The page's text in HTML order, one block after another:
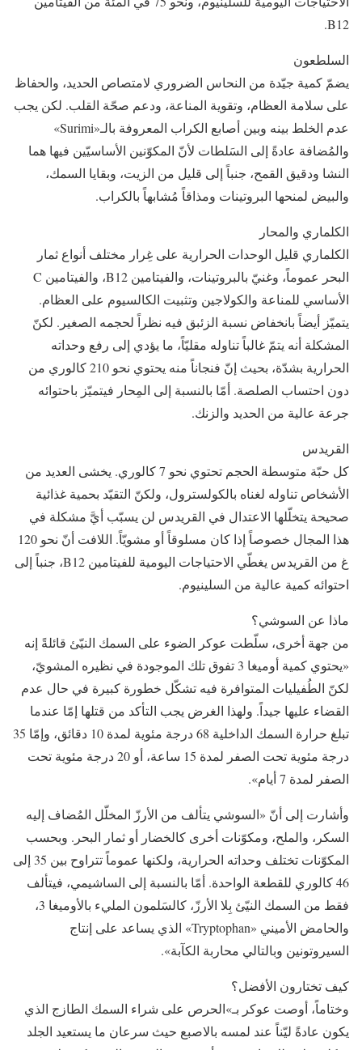
B12.
السلطعون
يضمّ كمية جيّدة من النحاس الضروري لامتصاص الحديد، والحفاظ
على سلامة العظام، وتقوية المناعة، ودعم صحّة القلب. لكن يجب
عدم الخلط بينه وبين أصابع الكراب المعروفة بالـ«Surimi»
والمُضافة عادةً إلى السَلطات لأنّ المكوّنين الأساسيّين فيها هما
النشا ودقيق القمح، جنباً إلى قليل من الزيت، وبقايا السمك،
والبيض لمنحها البروتينات ومذاقاً مُشابهاً بالكراب.
الكلماري والمحار
الكلماري قليل الوحدات الحرارية على غِرار مختلف أنواع ثمار
البحر عموماً، وغنيّ بالبروتينات، والفيتامين B12، والفيتامين C
الأساسي للمناعة والكولاجين وتثبيت الكالسيوم على العظام.
يتميّز أيضاً بانخفاض نسبة الزئبق فيه نظراً لحجمه الصغير. لكنّ
المشكلة أنه يتمّ غالباً تناوله مقليّاً، ما يؤدي إلى رفع وحداته
الحرارية بشدّة، بحيث إنّ فنجاناً منه يحتوي نحو 210 كالوري من
دون احتساب الصلصة. أمّا بالنسبة إلى المِحار فيتميّز باحتوائه
جرعة عالية من الحديد والزنك.
القريدس
كل حبّة متوسطة الحجم تحتوي نحو 7 كالوري. يخشى العديد من
الأشخاص تناوله لغناه بالكولسترول، ولكنّ التقيّد بحمية غذائية
صحيحة يتخلّلها الاعتدال في القريدس لن يسبّب أيَّ مشكلة في
هذا المجال خصوصاً إذا كان مسلوقاً أو مشويّاً. اللافت أنّ نحو 120
غ من القريدس يغطّي الاحتياجات اليومية للفيتامين B12، جنباً إلى
احتوائه كمية عالية من السلينيوم.
ماذا عن السوشي؟
من جهة أخرى، سلّطت عوكر الضوء على السمك النيّئ قائلةً إنه
«يحتوي كمية أوميغا 3 تفوق تلك الموجودة في نظيره المشويّ،
لكنّ الطُفيليات المتوافرة فيه تشكّل خطورة كبيرة في حال عدم
القضاء عليها جيداً. ولهذا الغرض يجب التأكد من قتلها إمّا عندما
تبلغ حرارة السمك الداخلية 68 درجة مئوية لمدة 10 دقائق، وإمّا 35
درجة مئوية تحت الصفر لمدة 15 ساعة، أو 20 درجة مئوية تحت
الصفر لمدة 7 أيام».
وأشارت إلى أنّ «السوشي يتألف من الأرزّ المخلّل المُضاف إليه
السكر، والملح، ومكوّنات أخرى كالخضار أو ثمار البحر. وبحسب
المكوّنات تختلف وحداته الحرارية، ولكنها عموماً تتراوح بين 35 إلى
46 كالوري للقطعة الواحدة. أمّا بالنسبة إلى الساشيمي، فيتألف
فقط من السمك النيّئ بِلا الأرزّ، كالسَلمون المليء بالأوميغا 3،
والحامض الأميني «Tryptophan» الذي يساعد على إنتاج
السيروتونين وبالتالي محاربة الكآبة».
كيف تختارون الأفضل؟
وختاماً، أوصت عوكر بـ»الحرص على شراء السمك الطازج الذي
يكون عادةً ليّناً عند لمسه بالاصبع حيث سرعان ما يستعيد الجلد